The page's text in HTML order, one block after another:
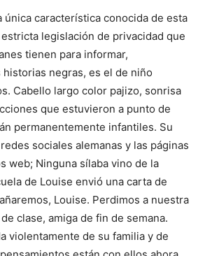
única característica conocida de esta
legislación de privacidad que
tienen para informar,
negras, es el de niño
. Cabello largo color pajizo, sonrisa
que estuvieron a punto de
permanentemente infantiles. Su
sociales alemanas y las páginas
web; Ninguna sílaba vino de la
de Louise envió una carta de
Louise. Perdimos a nuestra
clase, amiga de fin de semana.
violentamente de su familia y de